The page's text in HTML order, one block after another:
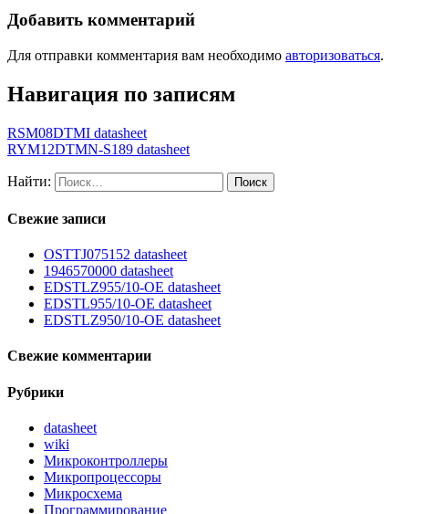
Добавить комментарий
Для отправки комментария вам необходимо авторизоваться.
Навигация по записям
RSM08DTMI datasheet
RYM12DTMN-S189 datasheet
Найти:
Свежие записи
OSTTJ075152 datasheet
1946570000 datasheet
EDSTLZ955/10-OE datasheet
EDSTL955/10-OE datasheet
EDSTLZ950/10-OE datasheet
Свежие комментарии
Рубрики
datasheet
wiki
Микроконтроллеры
Микропроцессоры
Микросхема
Программирование